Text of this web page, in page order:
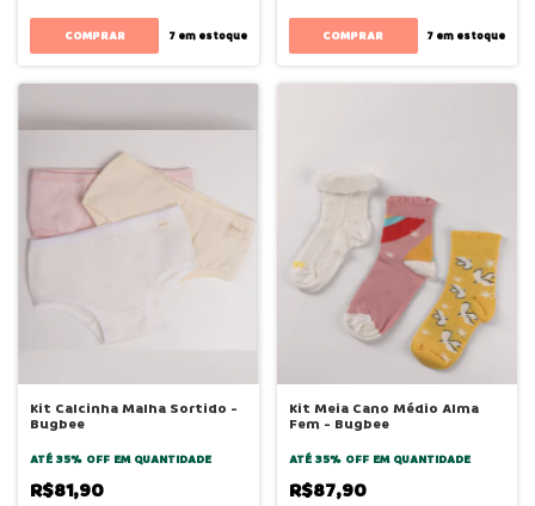
7em estoque 7 em estoque
Kit Calcinha Malha Sortido -
Bugbee
ATÉ 35% OFF EM QUANTIDADE
R$81,90
Kit Meia Cano Médio Alma
Fem - Bugbee
ATÉ 35% OFF EM QUANTIDADE
R$87,90